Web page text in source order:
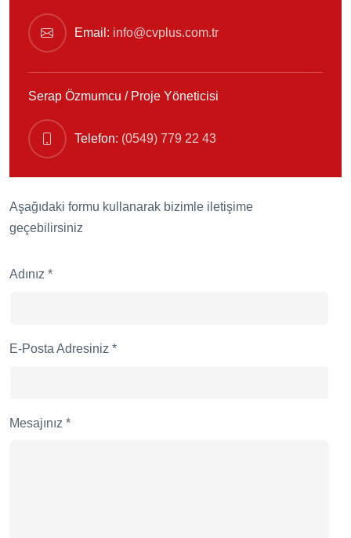
Email: info@cvplus.com.tr
Serap Özmumcu / Proje Yöneticisi
Telefon: (0549) 779 22 43
Aşağıdaki formu kullanarak bizimle iletişime
geçebilirsiniz
Adınız *
E-Posta Adresiniz *
Mesajınız *